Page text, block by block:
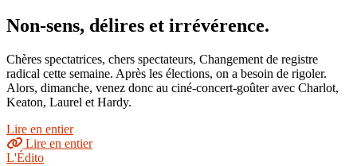
Non-sens, délires et irrévérence.
Chères spectatrices, chers spectateurs, Changement de registre
radical cette semaine. Après les élections, on a besoin de rigoler.
Alors, dimanche, venez donc au ciné-concert-goûter avec Charlot,
Keaton, Laurel et Hardy.
Lire en entier
Lire en entier
L'Édito